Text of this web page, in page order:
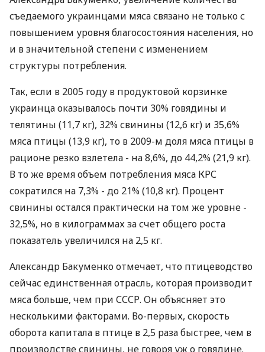
съедаемого украинцами мяса связано не только с
повышением уровня благосостояния населения, но
и в значительной степени с изменением
структуры потребления.
Так, если в 2005 году в продуктовой корзинке
украинца оказывалось почти 30% говядины и
телятины (11,7 кг), 32% свинины (12,6 кг) и 35,6%
мяса птицы (13,9 кг), то в 2009-м доля мяса птицы в
рационе резко взлетела - на 8,6%, до 44,2% (21,9 кг).
В то же время объем потребления мяса КРС
сократился на 7,3% - до 21% (10,8 кг). Процент
свинины остался практически на том же уровне -
32,5%, но в килограммах за счет общего роста
показатель увеличился на 2,5 кг.
Александр Бакуменко отмечает, что птицеводство
сейчас единственная отрасль, которая производит
мяса больше, чем при СССР. Он объясняет это
несколькими факторами. Во-первых, скорость
оборота капитала в птице в 2,5 раза быстрее, чем в
производстве свинины, не говоря уж о говядине.